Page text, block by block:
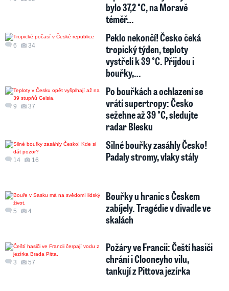
bylo 37,2 °C, na Moravě
téměř…
6 34
Peklo nekončí! Česko čeká
tropický týden, teploty
vystřelí k 39 °C. Přijdou i
bouřky,…
9 37
Po bouřkách a ochlazení se
vrátí supertropy: Česko
sežehne až 39 °C, sledujte
radar Blesku
14 16
Silné bouřky zasáhly Česko!
Padaly stromy, vlaky stály
5 4
Bouřky u hranic s Českem
zabíjely. Tragédie v divadle ve
skalách
3 57
Požáry ve Francii: Čeští hasiči
chrání i Clooneyho vilu,
tankují z Pittova jezírka